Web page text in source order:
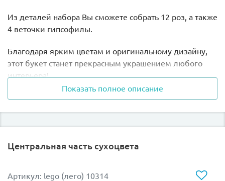
Из деталей набора Вы сможете собрать 12 роз, а также
4 веточки гипсофилы.
Благодаря ярким цветам и оригинальному дизайну,
этот букет станет прекрасным украшением любого
интерьера!
Высота роз в собранном виде составляет 31 см.
Показать полное описание
Центральная часть сухоцвета
Артикул: lego (лего) 10314